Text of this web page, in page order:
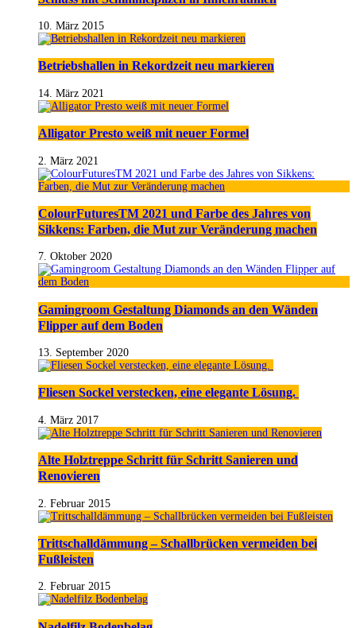
10. März 2015
Betriebshallen in Rekordzeit neu markieren
14. März 2021
Alligator Presto weiß mit neuer Formel
2. März 2021
ColourFuturesTM 2021 und Farbe des Jahres von
Sikkens: Farben, die Mut zur Veränderung machen
7. Oktober 2020
Gamingroom Gestaltung Diamonds an den Wänden
Flipper auf dem Boden
13. September 2020
Fliesen Sockel verstecken, eine elegante Lösung.
4. März 2017
Alte Holztreppe Schritt für Schritt Sanieren und
Renovieren
2. Februar 2015
Trittschalldämmung – Schallbrücken vermeiden bei
Fußleisten
2. Februar 2015